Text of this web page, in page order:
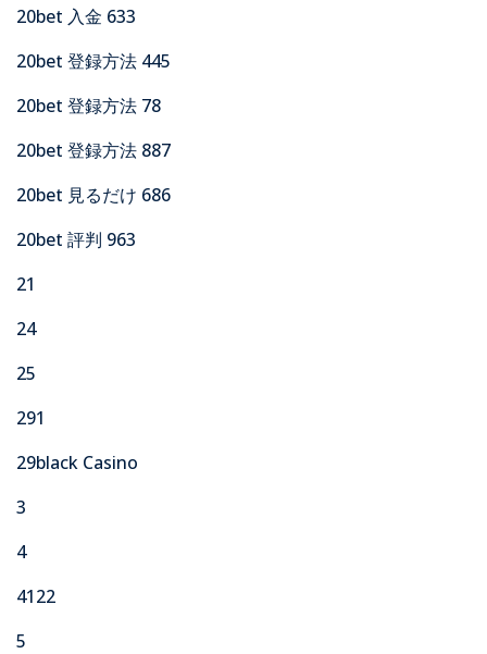
20bet 入金 633
20bet 登録方法 445
20bet 登録方法 78
20bet 登録方法 887
20bet 見るだけ 686
20bet 評判 963
21
24
25
291
29black Casino
3
4
4122
5